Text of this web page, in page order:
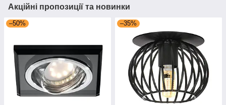
Акційні пропозиції та новинки
–50% –35%